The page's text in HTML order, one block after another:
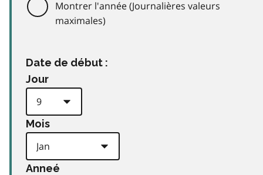
Montrer l'année (Journalières valeurs
maximales)
Date de début :
Jour
Mois
Anneé